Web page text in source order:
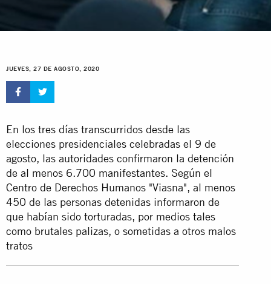
JUEVES, 27 DE AGOSTO, 2020
En los tres días transcurridos desde las
elecciones presidenciales celebradas el 9 de
agosto, las autoridades confirmaron la detención
de al menos 6.700 manifestantes. Según el
Centro de Derechos Humanos "Viasna", al menos
450 de las personas detenidas informaron de
que habían sido torturadas, por medios tales
como brutales palizas, o sometidas a otros malos
tratos